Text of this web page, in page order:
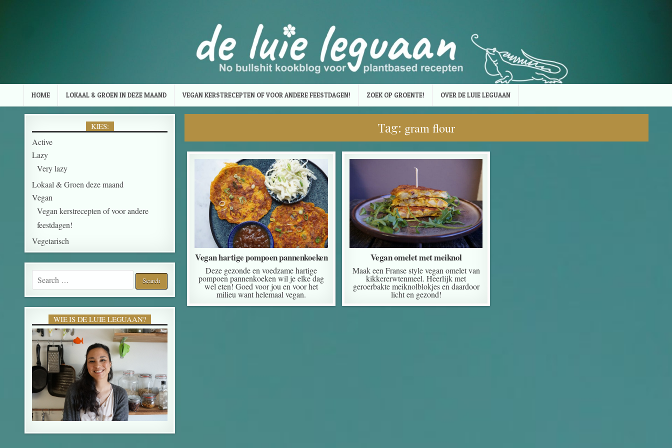
HOME LOKAAL & GROEN IN DEZE MAAND VEGAN KERSTRECEPTEN OF VOOR ANDERE FEESTDAGEN! ZOEK OP GROENTE! OVER DE LUIE LEGUAAN
Tag: gram flour
Vegan hartige pompoen pannenkoeken
Deze gezonde en voedzame hartige
pompoen pannenkoeken wil je elke dag
wel eten! Goed voor jou en voor het
milieu want helemaal vegan.
Vegan omelet met meiknol
Maak een Franse style vegan omelet van
kikkererwtenmeel. Heerlijk met
geroerbakte meiknolblokjes en daardoor
licht en gezond!
KIES:
Active
Lazy
Very lazy
Lokaal & Groen deze maand
Vegan
Vegan kerstrecepten of voor andere
feestdagen!
Vegetarisch
Search for:
WIE IS DE LUIE LEGUAAN?